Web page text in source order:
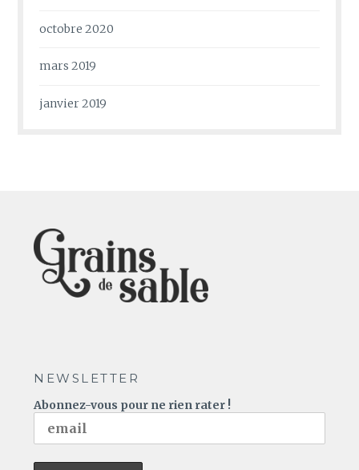
octobre 2020
mars 2019
janvier 2019
NEWSLETTER
Abonnez-vous pour ne rien rater !